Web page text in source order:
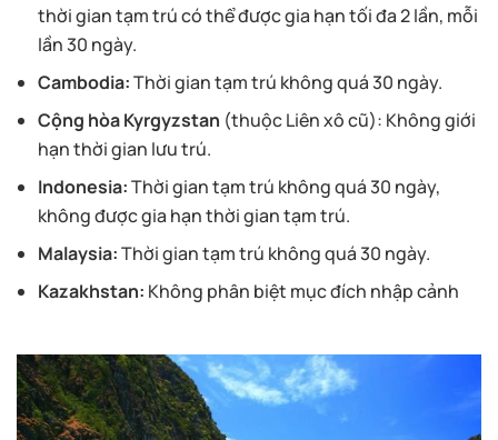
thời gian tạm trú có thể được gia hạn tối đa 2 lần, mỗi
lần 30 ngày.
Cambodia:Thời gian tạm trú không quá 30 ngày.
Cộng hòa Kyrgyzstan (thuộc Liên xô cũ): Không giới
hạn thời gian lưu trú.
Indonesia:Thời gian tạm trú không quá 30 ngày,
không được gia hạn thời gian tạm trú.
Malaysia:Thời gian tạm trú không quá 30 ngày.
Kazakhstan: Không phân biệt mục đích nhập cảnh